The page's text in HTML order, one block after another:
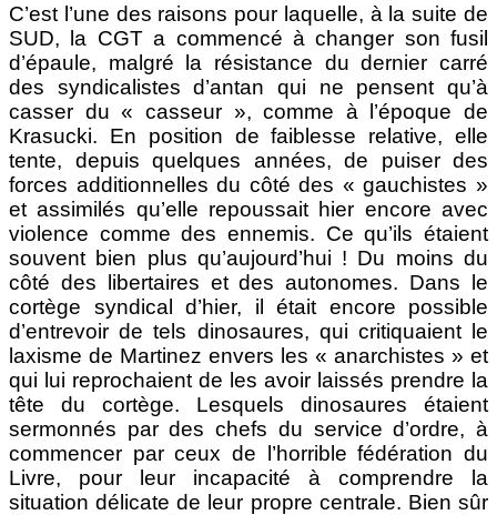
C’est l’une des raisons pour laquelle, à la suite de
SUD, la CGT a commencé à changer son fusil
d’épaule, malgré la résistance du dernier carré
des syndicalistes d’antan qui ne pensent qu’à
casser du « casseur », comme à l’époque de
Krasucki. En position de faiblesse relative, elle
tente, depuis quelques années, de puiser des
forces additionnelles du côté des « gauchistes »
et assimilés qu’elle repoussait hier encore avec
violence comme des ennemis. Ce qu’ils étaient
souvent bien plus qu’aujourd’hui ! Du moins du
côté des libertaires et des autonomes. Dans le
cortège syndical d’hier, il était encore possible
d’entrevoir de tels dinosaures, qui critiquaient le
laxisme de Martinez envers les « anarchistes » et
qui lui reprochaient de les avoir laissés prendre la
tête du cortège. Lesquels dinosaures étaient
sermonnés par des chefs du service d’ordre, à
commencer par ceux de l’horrible fédération du
Livre, pour leur incapacité à comprendre la
situation délicate de leur propre centrale. Bien sûr